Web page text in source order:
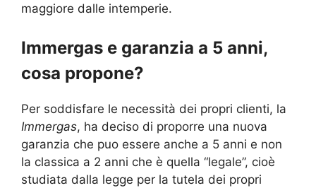
maggiore dalle intemperie.
Immergas e garanzia a 5 anni,
cosa propone?
Per soddisfare le necessità dei propri clienti, la
Immergas, ha deciso di proporre una nuova
garanzia che puo essere anche a 5 anni e non
la classica a 2 anni che è quella “legale”, cioè
studiata dalla legge per la tutela dei propri